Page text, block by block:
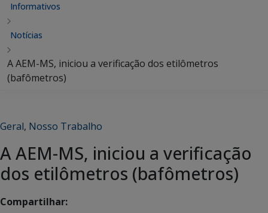
Informativos
Notícias
A AEM-MS, iniciou a verificação dos etilômetros
(bafômetros)
Geral, Nosso Trabalho
A AEM-MS, iniciou a verificação
dos etilômetros (bafômetros)
Compartilhar: